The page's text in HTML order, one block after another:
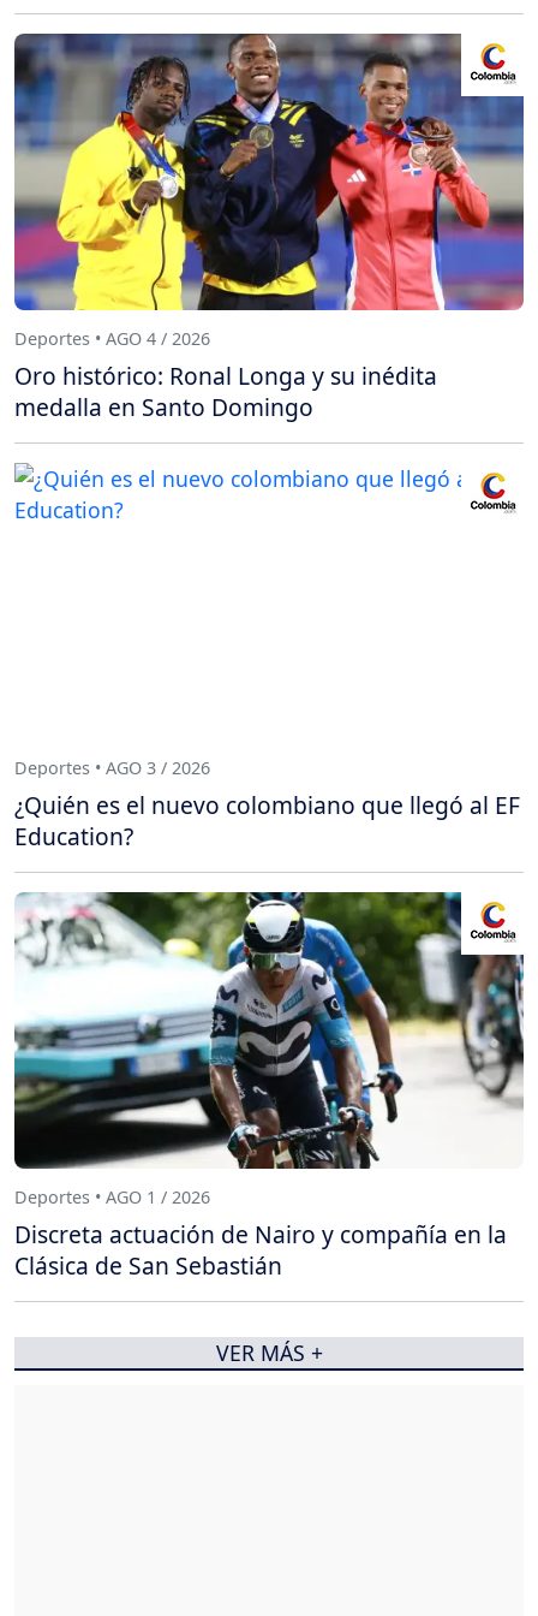
Deportes • AGO 4 / 2026
Oro histórico: Ronal Longa y su inédita
medalla en Santo Domingo
Deportes • AGO 3 / 2026
¿Quién es el nuevo colombiano que llegó al EF
Education?
Deportes • AGO 1 / 2026
Discreta actuación de Nairo y compañía en la
Clásica de San Sebastián
VER MÁS +